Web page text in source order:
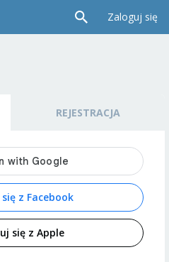
Zaloguj się
REJESTRACJA
z Facebook
się z Apple